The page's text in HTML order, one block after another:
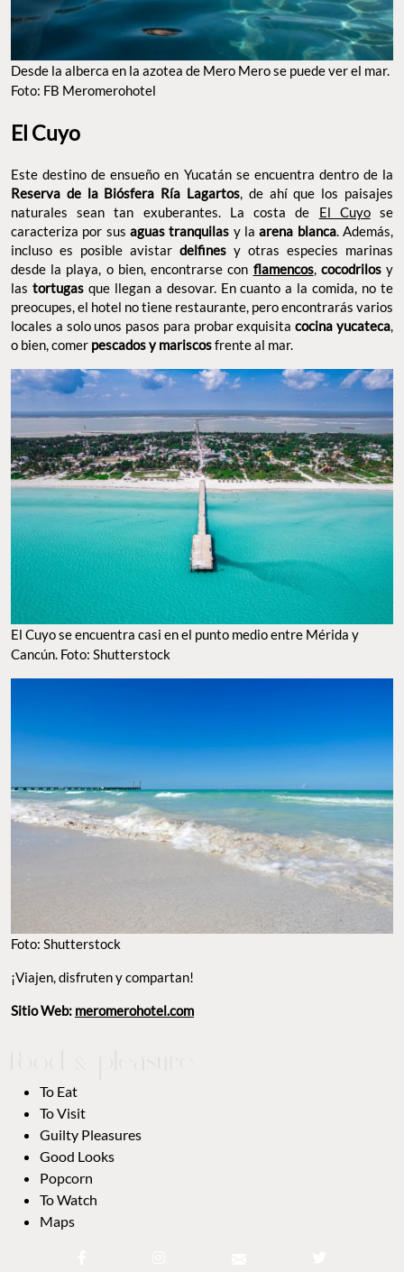
Desde la alberca en la azotea de Mero Mero se puede ver el mar.
Foto: FB Meromerohotel
El Cuyo
Este destino de ensueño en Yucatán se encuentra dentro de la
Reserva de la Biósfera Ría Lagartos, de ahí que los paisajes
naturales sean tan exuberantes. La costa de El Cuyose
caracteriza por sus aguas tranquilas y laarena blanca. Además,
incluso es posible avistar delfines y otras especies marinas
desde la playa, o bien, encontrarse con flamencos, cocodrilosy
las tortugasque llegan a desovar. En cuanto a la comida, no te
preocupes, el hotel no tiene restaurante, pero encontrarás varios
locales a solo unos pasos para probar exquisitacocina yucateca,
o bien, comer pescados y mariscosfrente al mar.
El Cuyo se encuentra casi en el punto medio entre Mérida y
Cancún. Foto: Shutterstock
Foto: Shutterstock
¡Viajen, disfruten y compartan!
Sitio Web: meromerohotel.com
To Eat
To Visit
Guilty Pleasures
Good Looks
Popcorn
To Watch
Maps